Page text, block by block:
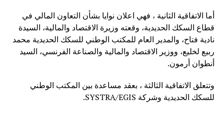
أما الاتفاقية الثانية ، فهي اعلان نوايا بشأن التعاون المالي في
قطاع السكك الحديدية، وقعته وزيرة الاقتصاد والمالية، السيدة
نادية فتاح، والمدير العام للمكتب الوطني للسكك الحديدية محمد
ربيع لخليع، ووزير الاقتصاد والمالية والصناعة الفرنسي، السيد
أنطوان أرمون.
وتتعلق الاتفاقية الثالثة ، بعقد مساعدة بين المكتب الوطني
للسكك الحديدية وشركة SYSTRA/EGIS.